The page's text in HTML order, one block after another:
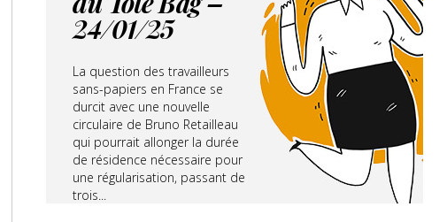
du Tote Bag –
24/01/25
La question des travailleurs
sans-papiers en France se
durcit avec une nouvelle
circulaire de Bruno Retailleau
qui pourrait allonger la durée
de résidence nécessaire pour
une régularisation, passant de
trois...